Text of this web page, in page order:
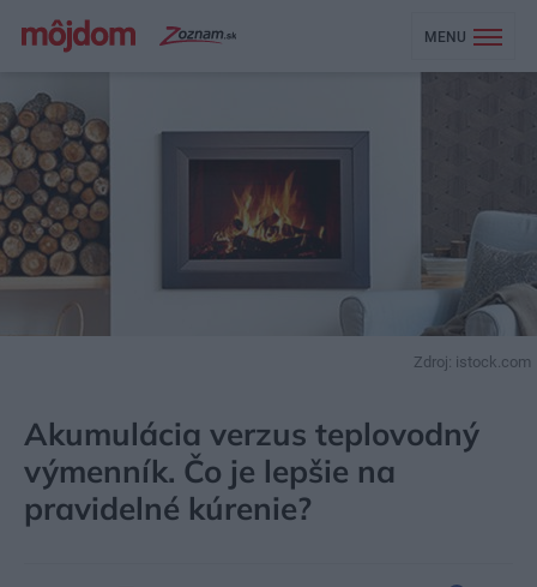
MENU
Zdroj: istock.com
Akumulácia verzus teplovodný
výmenník. Čo je lepšie na
pravidelné kúrenie?